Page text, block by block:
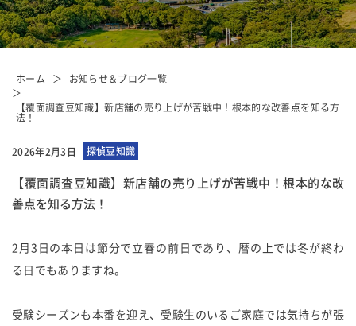
ホーム お知らせ＆ブログ一覧
【覆面調査豆知識】新店舗の売り上げが苦戦中！根本的な改善点を知る方
法！
2026年2月3日 探偵豆知識
【覆面調査豆知識】新店舗の売り上げが苦戦中！根本的な改
善点を知る方法！
2月3日の本日は節分で立春の前日であり、暦の上では冬が終わ
る日でもありますね。
受験シーズンも本番を迎え、受験生のいるご家庭では気持ちが張